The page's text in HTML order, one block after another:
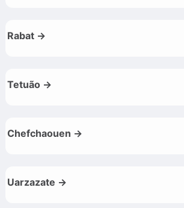
Rabat →
Tetuão →
Chefchaouen →
Uarzazate →